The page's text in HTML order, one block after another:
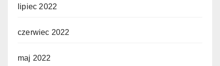
lipiec 2022
czerwiec 2022
maj 2022